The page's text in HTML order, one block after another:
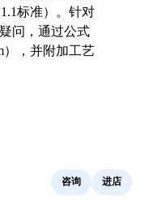
标准）。针对
问，通过公式
），并附加工艺
咨询 进店